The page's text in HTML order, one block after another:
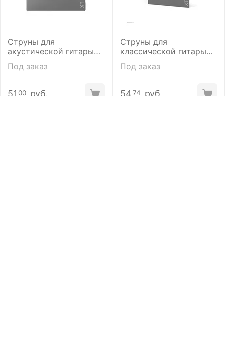
Струны для
акустической гитары
47
Под заказ
51 00 руб.
Струны для
классической гитары
Под заказ
5474 руб.